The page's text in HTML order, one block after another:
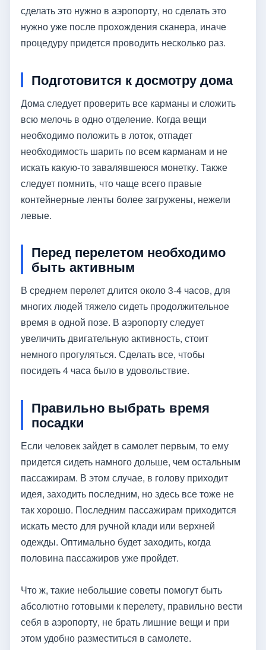
сделать это нужно в аэропорту, но сделать это
нужно уже после прохождения сканера, иначе
процедуру придется проводить несколько раз.
Подготовится к досмотру дома
Дома следует проверить все карманы и сложить
всю мелочь в одно отделение. Когда вещи
необходимо положить в лоток, отпадет
необходимость шарить по всем карманам и не
искать какую-то завалявшеюся монетку. Также
следует помнить, что чаще всего правые
контейнерные ленты более загружены, нежели
левые.
Перед перелетом необходимо
быть активным
В среднем перелет длится около 3-4 часов, для
многих людей тяжело сидеть продолжительное
время в одной позе. В аэропорту следует
увеличить двигательную активность, стоит
немного прогуляться. Сделать все, чтобы
посидеть 4 часа было в удовольствие.
Правильно выбрать время
посадки
Если человек зайдет в самолет первым, то ему
придется сидеть намного дольше, чем остальным
пассажирам. В этом случае, в голову приходит
идея, заходить последним, но здесь все тоже не
так хорошо. Последним пассажирам приходится
искать место для ручной клади или верхней
одежды. Оптимально будет заходить, когда
половина пассажиров уже пройдет.
Что ж, такие небольшие советы помогут быть
абсолютно готовыми к перелету, правильно вести
себя в аэропорту, не брать лишние вещи и при
этом удобно разместиться в самолете.